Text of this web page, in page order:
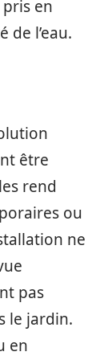
en
l’eau.
être
rend
ou
ne
pas
le jardin.
en